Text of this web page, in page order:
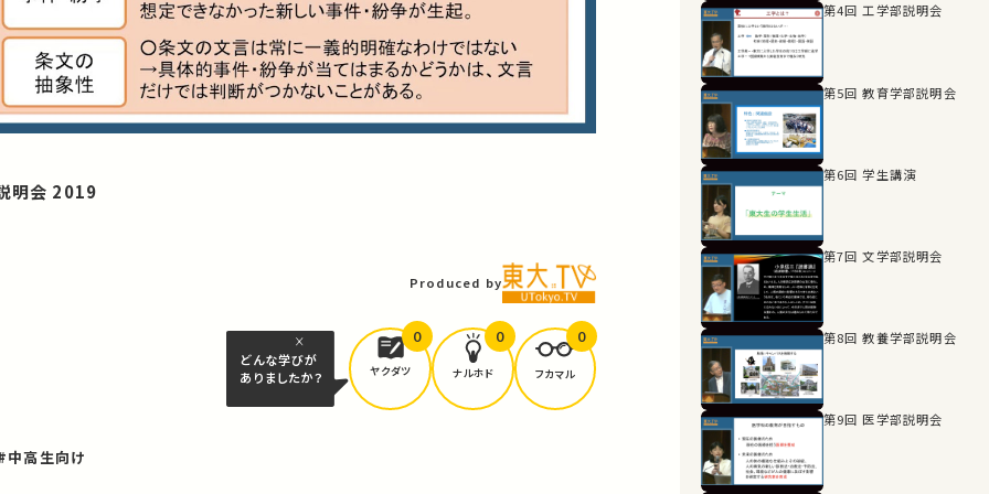
明会 2019
Produced by
どんな学びが
ありましたか？
ヤクダツ
0
ナルホド
0
フカマル
0
中高生向け
第4回 工学部説明会
第5回 教育学部説明会
第6回 学生講演
第7回 文学部説明会
第8回 教養学部説明会
第9回 医学部説明会